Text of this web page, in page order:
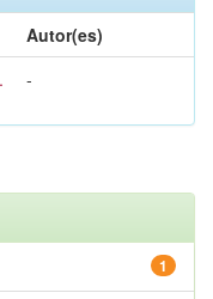
Autor(es)
-
1